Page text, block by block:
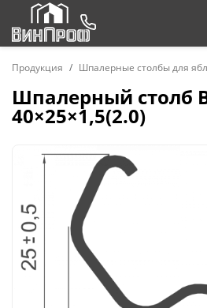
Продукция Шпалерные столбы для
Шпалерный столб
40×25×1,5(2.0)